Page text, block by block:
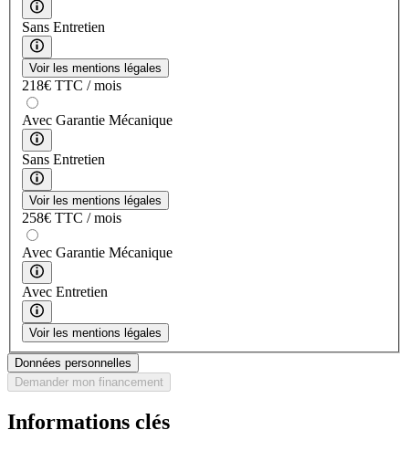
Sans Entretien
Voir les mentions légales
218€ TTC / mois
Avec Garantie Mécanique
Sans Entretien
Voir les mentions légales
258€ TTC / mois
Avec Garantie Mécanique
Avec Entretien
Voir les mentions légales
Données personnelles
Demander mon financement
Informations clés